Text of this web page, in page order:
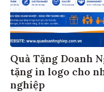
Quà Tặng Doanh
tặng in logo cho
nghiệp